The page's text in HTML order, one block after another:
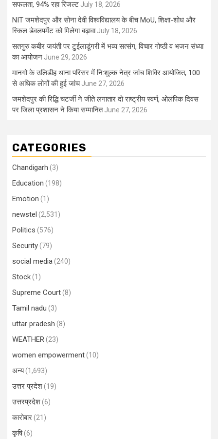
सफलता, 94% रहा रिजल्ट July 18, 2026
NIT जमशेदपुर और सोना देवी विश्वविद्यालय के बीच MoU, शिक्षा-शोध और
स्किल डेवलपमेंट को मिलेगा बढ़ावा July 18, 2026
सतगुरु कबीर जयंती पर टुईलाडूंगरी में भव्य सत्संग, विचार गोष्ठी व भजन संध्या
का आयोजन June 29, 2026
मानगो के उलिडीह थाना परिसर में नि:शुल्क नेत्र जांच शिविर आयोजित, 100
से अधिक लोगों की हुई जांच June 27, 2026
जमशेदपुर की रिद्धि चटर्जी ने जीते लगातार दो राष्ट्रीय स्वर्ण, ओलंपिक दिवस
पर जिला प्रशासन ने किया सम्मानित June 27, 2026
CATEGORIES
Chandigarh (3)
Education (198)
Emotion (1)
newstel (2,531)
Politics (576)
Security(79)
social media(240)
Stock(1)
Supreme Court(8)
Tamil nadu (3)
uttar pradesh (8)
WEATHER(23)
women empowerment(10)
अन्य(1,693)
उत्तर प्रदेश(19)
उत्तरप्रदेश(6)
कारोबार(21)
कृषि(6)